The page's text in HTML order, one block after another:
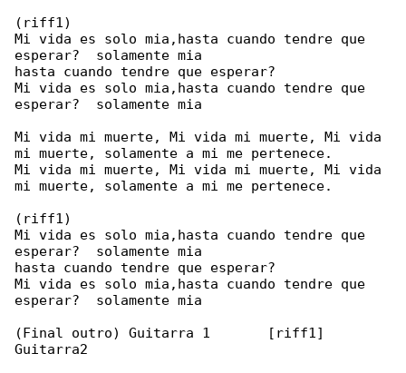
(riff1)
Mi vida es solo mia,hasta cuando tendre que
esperar?  solamente mia
hasta cuando tendre que esperar?
Mi vida es solo mia,hasta cuando tendre que
esperar?  solamente mia
Mi vida mi muerte, Mi vida mi muerte, Mi vida
mi muerte, solamente a mi me pertenece.
Mi vida mi muerte, Mi vida mi muerte, Mi vida
mi muerte, solamente a mi me pertenece.
(riff1)
Mi vida es solo mia,hasta cuando tendre que
esperar?  solamente mia
hasta cuando tendre que esperar?
Mi vida es solo mia,hasta cuando tendre que
esperar?  solamente mia
(Final outro) Guitarra 1       [riff1]
Guitarra2